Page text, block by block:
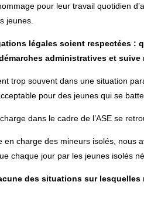
pour leur travail quotidien
jeunes.
légales soient respectées :
administratives et
trop souvent dans une situation
pour des jeunes qui se
dans le cadre de l’ASE se
en charge des mineurs isolés, nous
chaque jour par les jeunes isolés
des situations sur